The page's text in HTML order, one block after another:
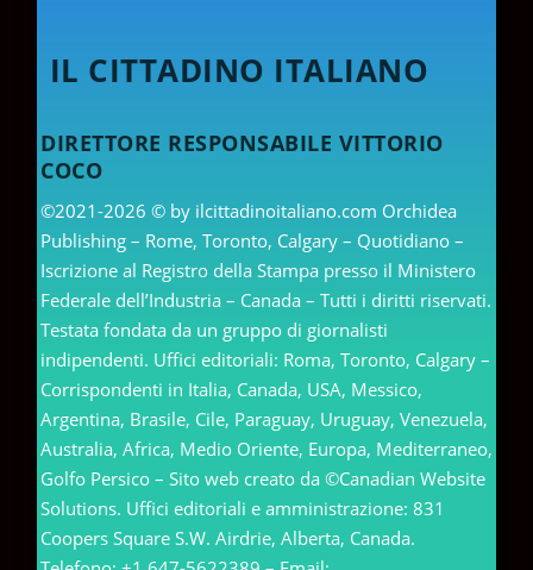
IL CITTADINO ITALIANO
DIRETTORE RESPONSABILE VITTORIO
COCO
©2021-2026 © by ilcittadinoitaliano.com Orchidea
Publishing – Rome, Toronto, Calgary – Quotidiano –
Iscrizione al Registro della Stampa presso il Ministero
Federale dell’Industria – Canada – Tutti i diritti riservati.
Testata fondata da un gruppo di giornalisti
indipendenti. Uffici editoriali: Roma, Toronto, Calgary –
Corrispondenti in Italia, Canada, USA, Messico,
Argentina, Brasile, Cile, Paraguay, Uruguay, Venezuela,
Australia, Africa, Medio Oriente, Europa, Mediterraneo,
Golfo Persico – Sito web creato da ©Canadian Website
Solutions. Uffici editoriali e amministrazione: 831
Coopers Square S.W. Airdrie, Alberta, Canada.